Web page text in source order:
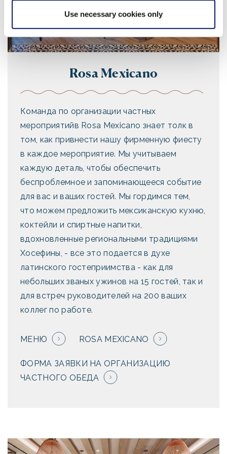
Use necessary cookies only
Rosa Mexicano
Команда по организации частных
мероприятийв Rosa Mexicano знает толк в
том, как привнести нашу фирменную фиесту
в каждое мероприятие. Мы учитываем
каждую деталь , чтобы обеспечить
беспроблемное и запоминающееся событие
для вас и ваших гостей. Мы гордимся тем,
что можем предложить мексиканскую кухню,
коктейли и спиртные напитки,
вдохновленные региональными традициями
Хосефины, - все это подается в духе
латинского гостеприимства - как для
небольших званых ужинов на 15 гостей, так и
для встреч руководителей на 200 ваших
коллег по работе.
МЕНЮ ROSA MEXICANO
ФОРМА ЗАЯВКИ НА ОРГАНИЗАЦИЮ
ЧАСТНОГО ОБЕДА